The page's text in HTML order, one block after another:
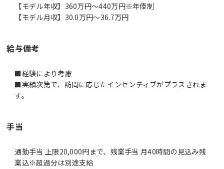
【モデル年収】360万円〜440万円※年俸制
【モデル月収】30.0万円〜36.7万円
給与備考
■経験により考慮
■実績次第で、訪問に応じたインセンティブがプラスされま
す。
手当
通勤手当 上限20,000円まで、残業手当 月40時間の見込み残
業込※超過分は別途支給